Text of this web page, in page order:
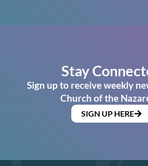
Stay
Sign up to receive weekly
Church of the
SIGN UP HERE